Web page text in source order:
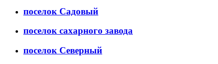
поселок Садовый
поселок сахарного завода
поселок Северный